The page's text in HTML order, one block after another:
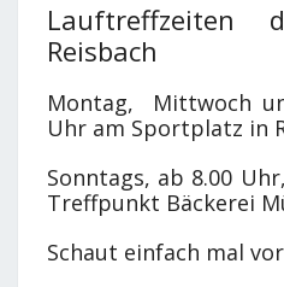
Lauftreffzeiten
Reisbach
Montag, Mittwoch
Uhr am Sportplatz in
Sonntags, ab 8.00
Treffpunkt Bäckerei
Schaut einfach mal